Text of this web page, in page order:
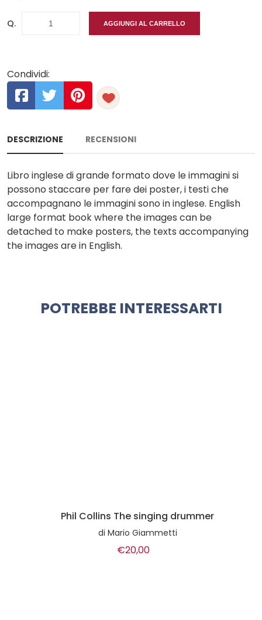
Q. AGGIUNGI AL CARRELLO
Condividi:
DESCRIZIONE RECENSIONI
Libro inglese di grande formato dove le immagini si
possono staccare per fare dei poster, i testi che
accompagnano le immagini sono in inglese. English
large format book where the images can be
detached to make posters, the texts accompanying
the images are in English.
POTREBBE INTERESSARTI
Phil Collins The singing drummer
diMario Giammetti
€20,00